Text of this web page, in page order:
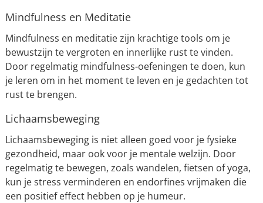
Mindfulness en Meditatie
Mindfulness en meditatie zijn krachtige tools om je
bewustzijn te vergroten en innerlijke rust te vinden.
Door regelmatig mindfulness-oefeningen te doen, kun
je leren om in het moment te leven en je gedachten tot
rust te brengen.
Lichaamsbeweging
Lichaamsbeweging is niet alleen goed voor je fysieke
gezondheid, maar ook voor je mentale welzijn. Door
regelmatig te bewegen, zoals wandelen, fietsen of yoga,
kun je stress verminderen en endorfines vrijmaken die
een positief effect hebben op je humeur.